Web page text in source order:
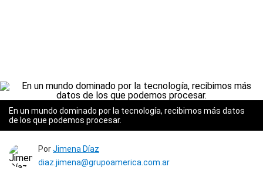
En un mundo dominado por la tecnología, recibimos más datos
de los que podemos procesar.
PorJimena Díaz
diaz.jimena@grupoamerica.com.ar